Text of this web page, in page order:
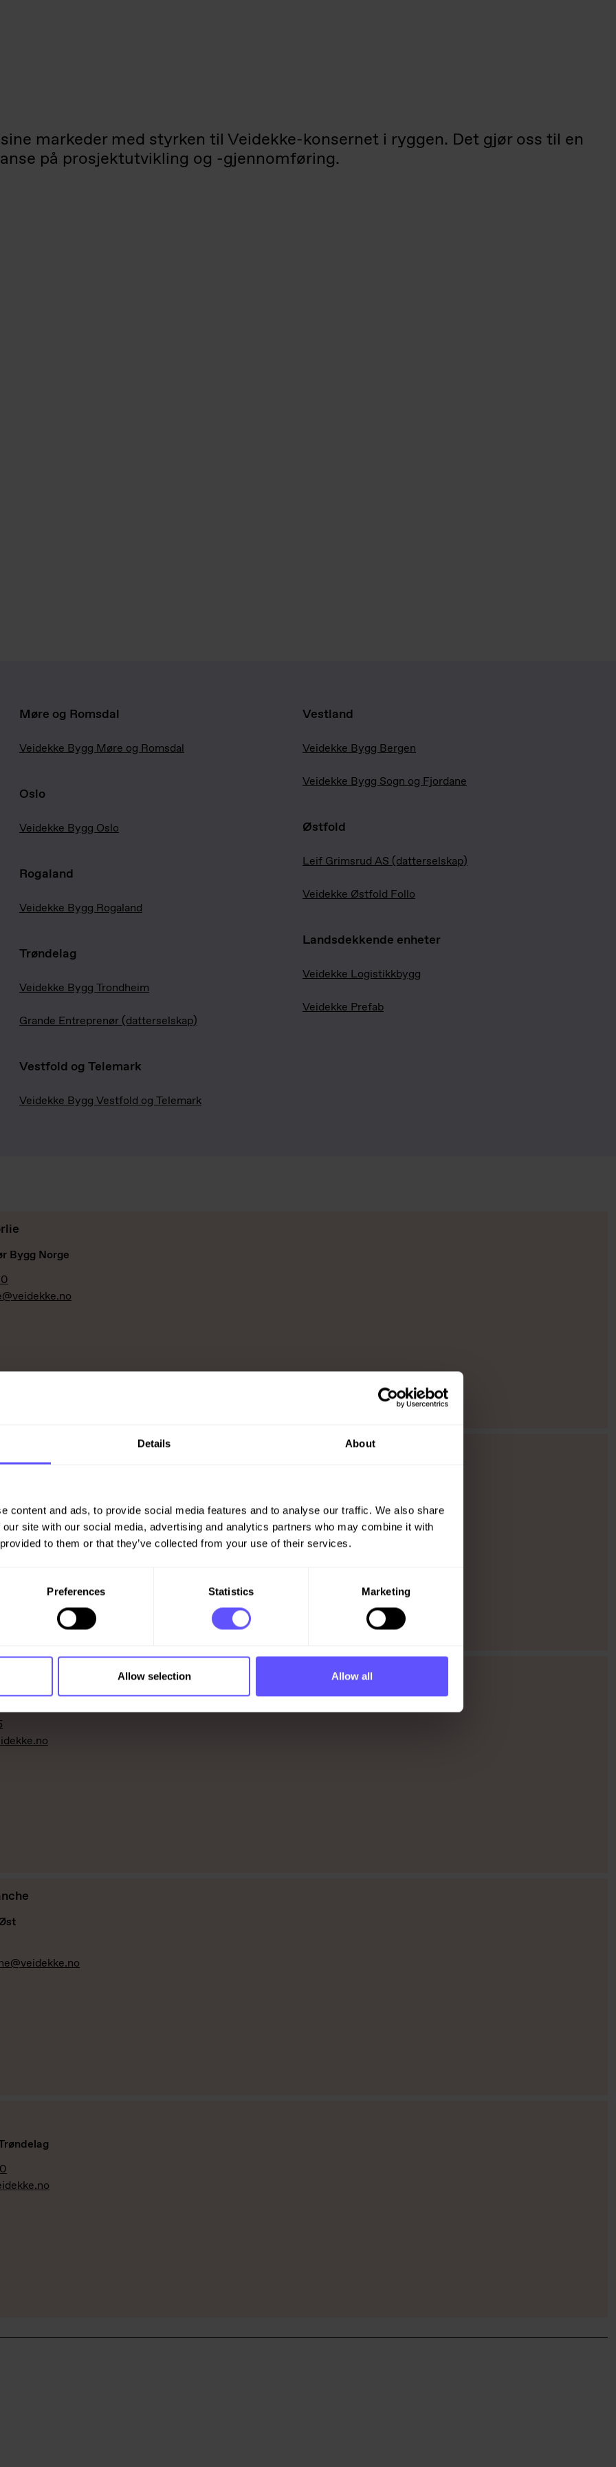
Details About
content and ads, to provide social media features and to analyse our traffic. We also share
site with our social media, advertising and analytics partners who may combine it with
to them or that they’ve collected from your use of their services.
Preferences Statistics Marketing
Allow selection Allow all
markeder med styrken til Veidekke-konsernet i ryggen. Det gjør oss til en
på prosjektutvikling og -gjennomføring.
Møre og Romsdal
Veidekke Bygg Møre og Romsdal
Oslo
Veidekke Bygg Oslo
Rogaland
Veidekke Bygg Rogaland
Trøndelag
Veidekke Bygg Trondheim
Grande Entreprenør (datterselskap)
Vestfold og Telemark
Veidekke Bygg Vestfold og Telemark
Vestland
Veidekke Bygg Bergen
Veidekke Bygg Sogn og Fjordane
Østfold
Leif Grimsrud AS (datterselskap)
Veidekke Østfold Follo
Landsdekkende enheter
Veidekke Logistikkbygg
Veidekke Prefab
Bygg Norge